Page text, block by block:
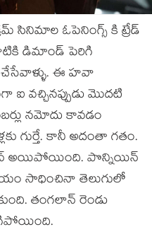
సినిమాల ఓపెనింగ్స్ కి ట్రేడ్
డిమాండ్ పెరిగి
చేసేవాళ్ళు. ఈ హవా
ఐ వచ్చినప్పుడు మొదటి
నమోదు కావడం
గుర్తే. కానీ అదంతా గతం.
డౌన్ అయిపోయింది. పొన్నియిన్
సాధించినా తెలుగులో
తంగలాన్ రెండు